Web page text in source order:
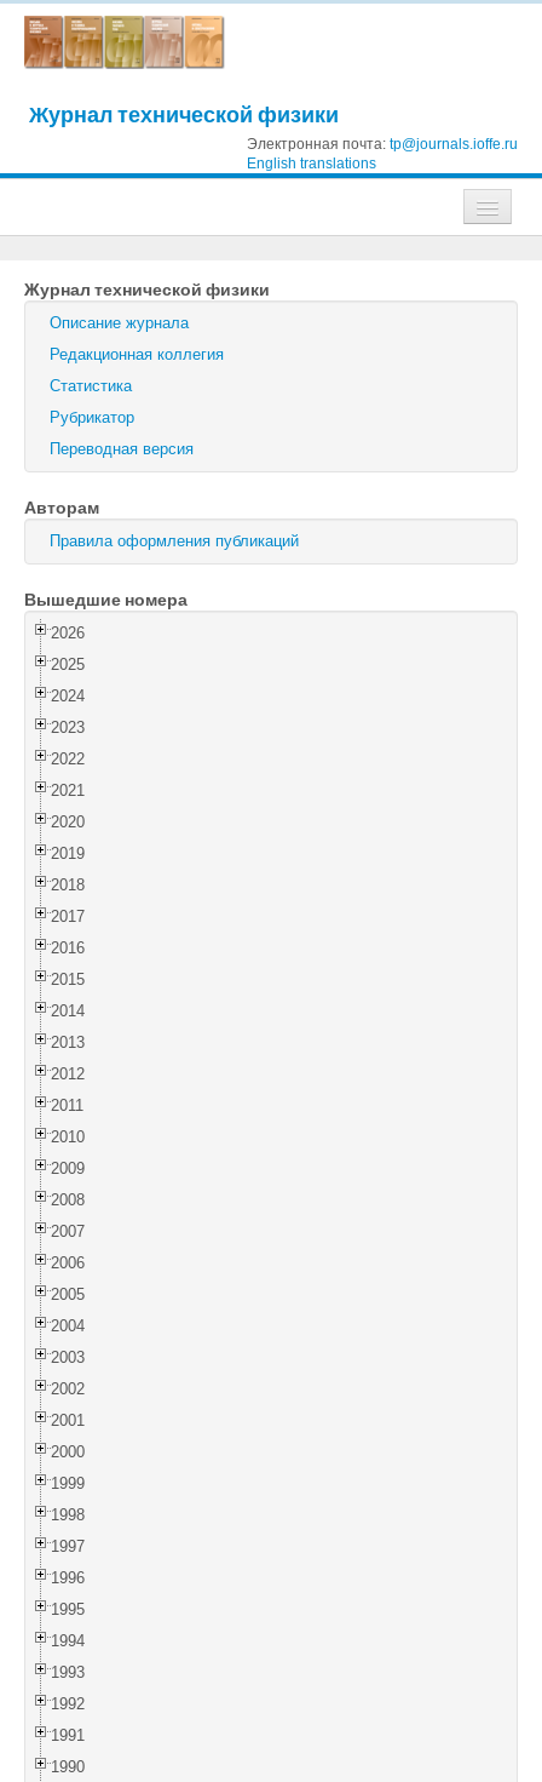
Журнал технической физики
Электронная почта: tp@journals.ioffe.ru
English translations
Журнал технической физики
Письма в Журнал технической физики
Физика твердого тела
Поиск
Журнал технической физики
Описание журнала
Редакционная коллегия
Статистика
Рубрикатор
Переводная версия
Авторам
Правила оформления публикаций
Вышедшие номера
2026
2025
2024
2023
2022
2021
2020
2019
2018
2017
2016
2015
2014
2013
2012
2011
2010
2009
2008
2007
2006
2005
2004
2003
2002
2001
2000
1999
1998
1997
1996
1995
1994
1993
1992
1991
1990